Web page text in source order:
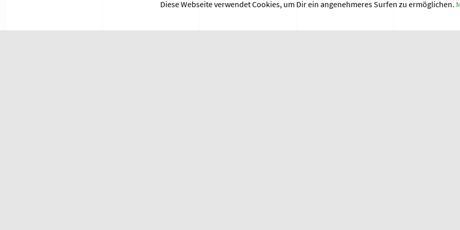
Diese Webseite verwendet Cookies, um Dir ein angenehmeres Surfen zu ermöglichen.